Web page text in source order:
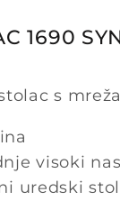
1690
s
visoki
uredski